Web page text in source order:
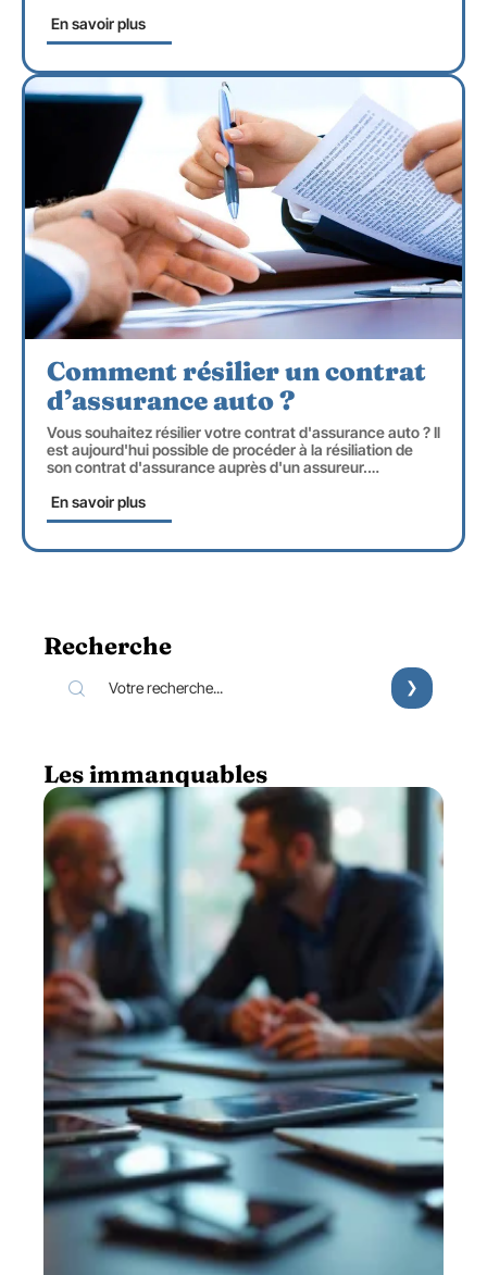
En savoir plus
Comment résilier un contrat
d’assurance auto ?
Vous souhaitez résilier votre contrat d'assurance auto ? Il
est aujourd'hui possible de procéder à la résiliation de
son contrat d'assurance auprès d'un assureur.…
En savoir plus
Recherche
Les immanquables